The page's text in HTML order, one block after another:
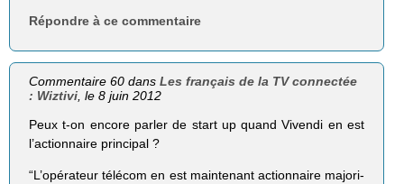
Répondre à ce commentaire
Commentaire 60 dansLes français de la TV connectée
: Wiztivi , le 8 juin 2012
Peux t-on encore parler de start up quand Vivendi en est
l’actionnaire principal ?
“L’opérateur télé­com en est main­te­nant action­naire majo­ri­